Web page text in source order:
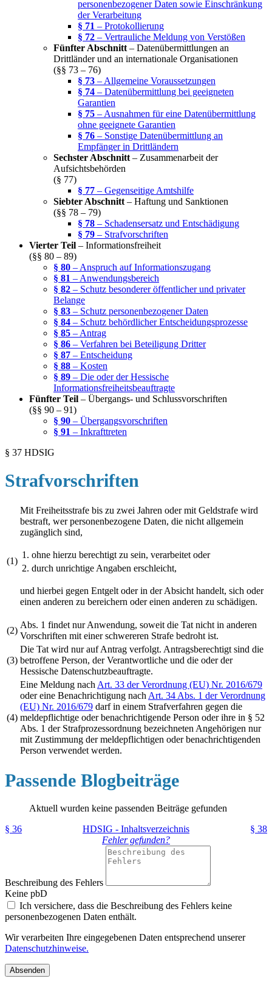
personenbezogener Daten sowie Einschränkung
der Verarbeitung
§ 71 – Protokollierung
§ 72 – Vertrauliche Meldung von Verstößen
Fünfter Abschnitt – Datenübermittlungen an
Drittländer und an internationale Organisationen
(§§ 73 – 76)
§ 73 – Allgemeine Voraussetzungen
§ 74 – Datenübermittlung bei geeigneten
Garantien
§ 75 – Ausnahmen für eine Datenübermittlung
ohne geeignete Garantien
§ 76 – Sonstige Datenübermittlung an
Empfänger in Drittländern
Sechster Abschnitt – Zusammenarbeit der
Aufsichtsbehörden
(§ 77)
§ 77 – Gegenseitige Amtshilfe
Siebter Abschnitt – Haftung und Sanktionen
(§§ 78 – 79)
§ 78 – Schadensersatz und Entschädigung
§ 79 – Strafvorschriften
Vierter Teil – Informationsfreiheit
(§§ 80 – 89)
§ 80 – Anspruch auf Informationszugang
§ 81 – Anwendungsbereich
§ 82 – Schutz besonderer öffentlicher und privater
Belange
§ 83 – Schutz personenbezogener Daten
§ 84 – Schutz behördlicher Entscheidungsprozesse
§ 85 – Antrag
§ 86 – Verfahren bei Beteiligung Dritter
§ 87 – Entscheidung
§ 88 – Kosten
§ 89 – Die oder der Hessische
Informationsfreiheitsbeauftragte
Fünfter Teil – Übergangs- und Schlussvorschriften
(§§ 90 – 91)
§ 90 – Übergangsvorschriften
§ 91 – Inkrafttreten
§ 37 HDSIG
Strafvorschriften
(1)
Mit Freiheitsstrafe bis zu zwei Jahren oder mit Geldstrafe wird
bestraft, wer personenbezogene Daten, die nicht allgemein
zugänglich sind,
1. ohne hierzu berechtigt zu sein, verarbeitet oder
2. durch unrichtige Angaben erschleicht,
und hierbei gegen Entgelt oder in der Absicht handelt, sich oder
einen anderen zu bereichern oder einen anderen zu schädigen.
(2)
Abs. 1 findet nur Anwendung, soweit die Tat nicht in anderen
Vorschriften mit einer schwereren Strafe bedroht ist.
(3)
Die Tat wird nur auf Antrag verfolgt. Antragsberechtigt sind die
betroffene Person, der Verantwortliche und die oder der
Hessische Datenschutzbeauftragte.
(4)
Eine Meldung nach Art. 33 der Verordnung (EU) Nr. 2016/679
oder eine Benachrichtigung nach Art. 34 Abs. 1 der Verordnung
(EU) Nr. 2016/679 darf in einem Strafverfahren gegen die
meldepflichtige oder benachrichtigende Person oder ihre in § 52
Abs. 1 der Strafprozessordnung bezeichneten Angehörigen nur
mit Zustimmung der meldepflichtigen oder benachrichtigenden
Person verwendet werden.
Passende Blogbeiträge
Aktuell wurden keine passenden Beiträge gefunden
§ 36
HDSIG - Inhaltsverzeichnis
§ 38
Fehler gefunden?
Beschreibung des Fehlers
Keine pbD
Ich versichere, dass die Beschreibung des Fehlers keine
personenbezogenen Daten enthält.
Wir verarbeiten Ihre eingegebenen Daten entsprechend unserer
Datenschutzhinweise.
Absenden